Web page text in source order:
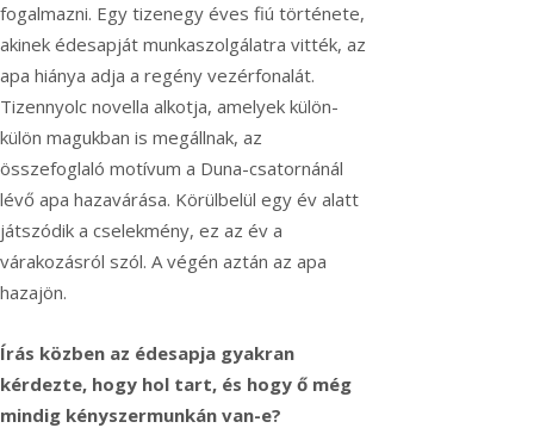
fogalmazni. Egy tizenegy éves fiú története,
akinek édesapját munkaszolgálatra vitték, az
apa hiánya adja a regény vezérfonalát.
Tizennyolc novella alkotja, amelyek külön-
külön magukban is megállnak, az
összefoglaló motívum a Duna-csatornánál
lévő apa hazavárása. Körülbelül egy év alatt
játszódik a cselekmény, ez az év a
várakozásról szól. A végén aztán az apa
hazajön.
Írás közben az édesapja gyakran
kérdezte, hogy hol tart, és hogy ő még
mindig kényszermunkán van-e?